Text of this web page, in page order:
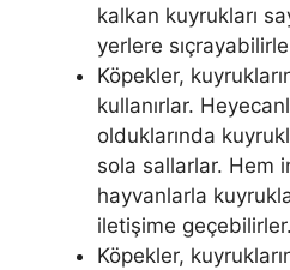
kalkan kuyrukları
yerlere
Köpekler,
kullanırlar.
olduklarında
sola sallarlar. Hem
hayvanlarla
iletişime geçebilirler.
Köpekler,